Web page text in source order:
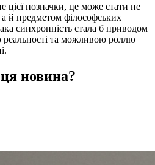
цієї позначки, це може стати не
й предметом філософських
синхронність стала б приводом
та можливою роллю
новина?